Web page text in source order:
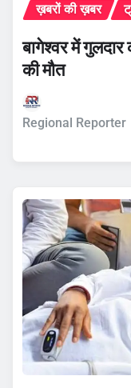
ख़बरों की ख़बर
बागेश्वर में गुलदार
की मौत
Regional Reporter